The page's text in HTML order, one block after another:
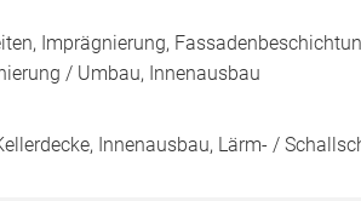
Imprägnierung,
/ Umbau, Innenausbau
Innenausbau, Lärm- /